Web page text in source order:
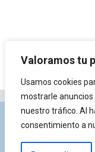
Valoramos tu
Usamos cookies
mostrarle
nuestro tráfico. Al
consentimiento a
Privacidad
arquitectura